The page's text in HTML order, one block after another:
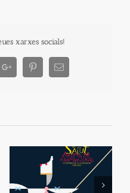
xarxes socials!
Google+ PinterestEmail